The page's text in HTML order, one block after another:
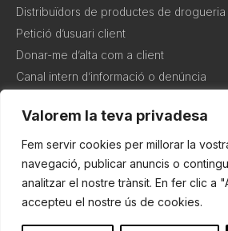
Valorem la teva privadesa
Fem servir cookies per millorar la
navegació, publicar anuncis o
analitzar el nostre trànsit. En fer clic a
accepteu el nostre ús de cookies.
Distribuïdors de productes de
Petició d’usuari client
Donar-me d’alta com a client
Canal intern d’informació o denúncia
cookies
Política de
privadesa